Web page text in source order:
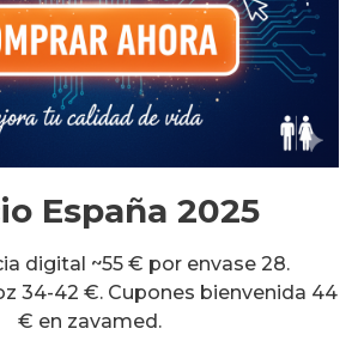
España 2025
digital ~55 € por envase 28.
34-42 €. Cupones bienvenida 44
€ en zavamed.